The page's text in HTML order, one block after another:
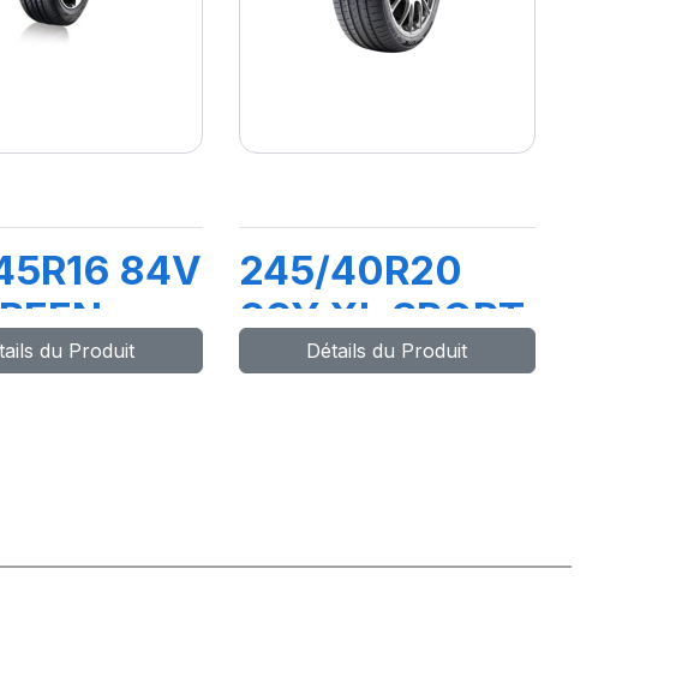
84V
du Produit
245/40R20
99Y XL SPORT
MASTER
Détails du Produit